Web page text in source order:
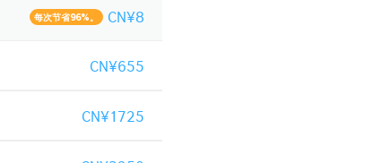
每次节省96%。 CN¥8
CN¥655
CN¥1725